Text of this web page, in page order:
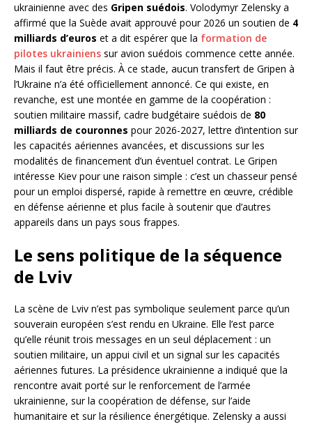
ukrainienne avec des Gripen suédois. Volodymyr Zelensky a
affirmé que la Suède avait approuvé pour 2026 un soutien de 4
milliards d’euros et a dit espérer que la formation de
pilotes ukrainiens sur avion suédois commence cette année.
Mais il faut être précis. À ce stade, aucun transfert de Gripen à
l’Ukraine n’a été officiellement annoncé. Ce qui existe, en
revanche, est une montée en gamme de la coopération :
soutien militaire massif, cadre budgétaire suédois de 80
milliards de couronnes pour 2026-2027, lettre d’intention sur
les capacités aériennes avancées, et discussions sur les
modalités de financement d’un éventuel contrat. Le Gripen
intéresse Kiev pour une raison simple : c’est un chasseur pensé
pour un emploi dispersé, rapide à remettre en œuvre, crédible
en défense aérienne et plus facile à soutenir que d’autres
appareils dans un pays sous frappes.
Le sens politique de la séquence
de Lviv
La scène de Lviv n’est pas symbolique seulement parce qu’un
souverain européen s’est rendu en Ukraine. Elle l’est parce
qu’elle réunit trois messages en un seul déplacement : un
soutien militaire, un appui civil et un signal sur les capacités
aériennes futures. La présidence ukrainienne a indiqué que la
rencontre avait porté sur le renforcement de l’armée
ukrainienne, sur la coopération de défense, sur l’aide
humanitaire et sur la résilience énergétique. Zelensky a aussi